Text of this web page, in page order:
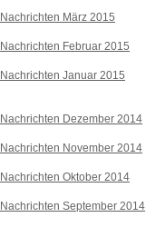
Nachrichten März 2015
Nachrichten Februar 2015
Nachrichten Januar 2015
Nachrichten Dezember 2014
Nachrichten November 2014
Nachrichten Oktober 2014
Nachrichten September 2014